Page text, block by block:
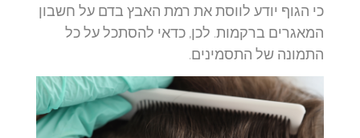
כי הגוף יודע לווסת את רמת האבץ בדם על חשבון
המאגרים ברקמות. לכן, כדאי להסתכל על כל
התמונה של התסמינים.